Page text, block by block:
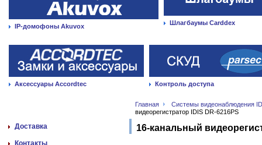
IP-домофоны Akuvox Шлагбаумы Carddex
Аксессуары Accordtec Контроль доступа
Главная
Системы видеонаблюдения
видеорегистратор IDIS DR-6216PS
Доставка
Контакты
16-канальный